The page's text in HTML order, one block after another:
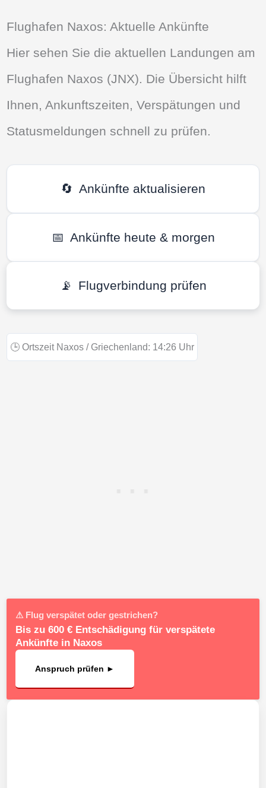
Flughafen Naxos: Aktuelle Ankünfte
Hier sehen Sie die aktuellen Landungen am
Flughafen Naxos (JNX). Die Übersicht hilft
Ihnen, Ankunftszeiten, Verspätungen und
Statusmeldungen schnell zu prüfen.
🔄 Ankünfte aktualisieren
📅 Ankünfte heute & morgen
📡 Flugverbindung prüfen
🕒 Ortszeit Naxos / Griechenland: 14:26 Uhr
⚠ Flug verspätet oder gestrichen?
Bis zu 600 € Entschädigung für verspätete
Ankünfte in Naxos
Anspruch prüfen ►